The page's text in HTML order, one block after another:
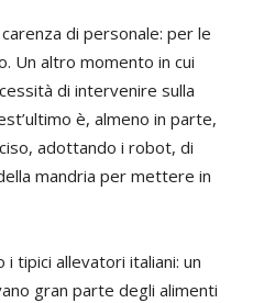
di personale: per le
Un altro momento in cui
di intervenire sulla
è, almeno in parte,
adottando i robot, di
mandria per mettere in
tipici allevatori italiani: un
gran parte degli alimenti